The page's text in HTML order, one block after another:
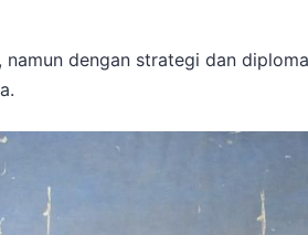
dengan strategi dan